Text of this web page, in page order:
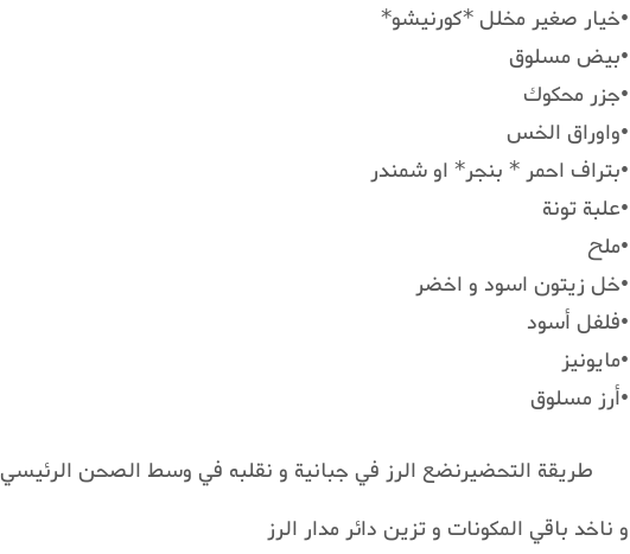
•خيار صغير مخلل *كورنيشو*
•بيض مسلوق
•جزر محكوك
•واوراق الخس
•بتراف احمر * بنجر* او شمندر
•علبة تونة
•ملح
•خل زيتون اسود و اخضر
•فلفل أسود
•مايونيز
•أرز مسلوق
طريقة التحضيرنضع الرز في جبانية و نقلبه في وسط الصحن الرئيسي
و ناخد باقي المكونات و تزين دائر مدار الرز